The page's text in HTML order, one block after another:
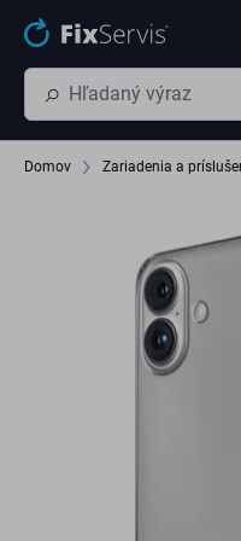
Preskočiť na hlavný obsah
Domov Zariadenia a